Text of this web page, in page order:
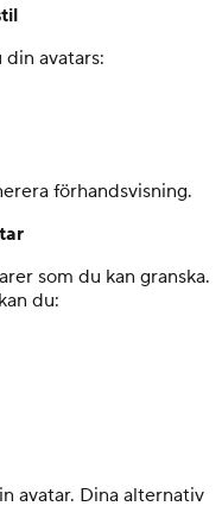
avatars:
förhandsvisning.
som du kan granska.
du:
avatar. Dina alternativ